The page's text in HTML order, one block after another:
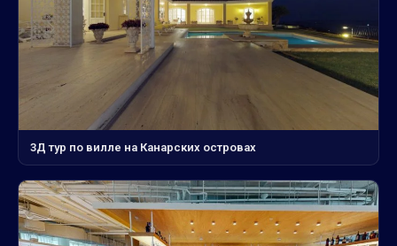
3Д тур по вилле на Канарских островах